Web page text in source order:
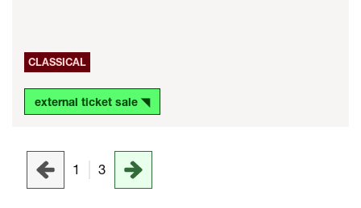
CLASSICAL
external ticket sale ◥
1 3